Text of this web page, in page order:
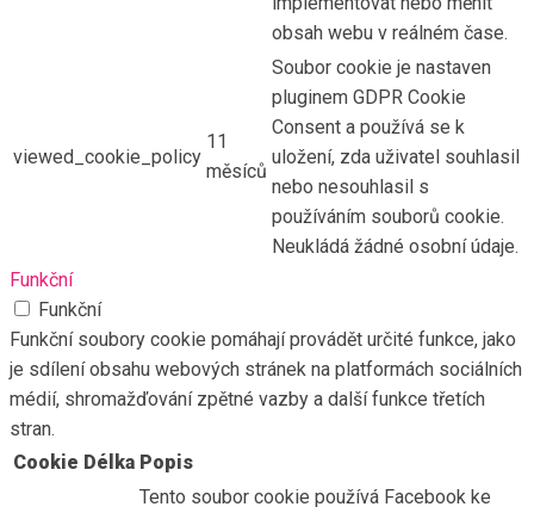
obsah webu v reálném čase.
viewed_cookie_policy
11
měsíců
Soubor cookie je nastaven
pluginem GDPR Cookie
Consent a používá se k
uložení, zda uživatel souhlasil
nebo nesouhlasil s
používáním souborů cookie.
Neukládá žádné osobní údaje.
Funkční
Funkční
Funkční soubory cookie pomáhají provádět určité funkce, jako
je sdílení obsahu webových stránek na platformách sociálních
médií, shromažďování zpětné vazby a další funkce třetích
stran.
Cookie Délka Popis
Tento soubor cookie používá Facebook ke